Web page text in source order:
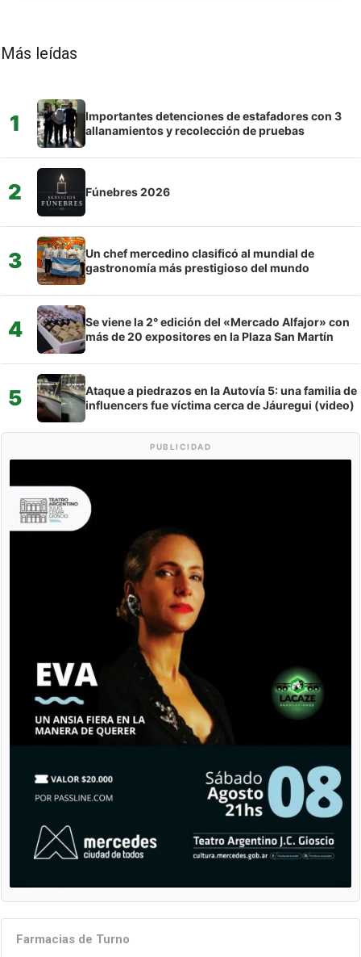
Más leídas
1
Importantes detenciones de estafadores con 3
allanamientos y recolección de pruebas
2 Fúnebres 2026
3
Un chef mercedino clasificó al mundial de
gastronomía más prestigioso del mundo
4
Se viene la 2° edición del «Mercado Alfajor» con
más de 20 expositores en la Plaza San Martín
5
Ataque a piedrazos en la Autovía 5: una familia de
influencers fue víctima cerca de Jáuregui (video)
PUBLICIDAD
Farmacias de Turno